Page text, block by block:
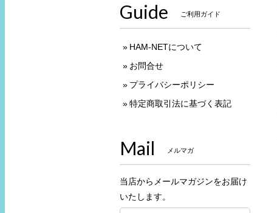
Guide ご利用ガイド
HAM-NETについて
お問合せ
プライバシーポリシー
特定商取引法に基づく表記
Mail メルマガ
当店からメールマガジンをお届け
いたします。